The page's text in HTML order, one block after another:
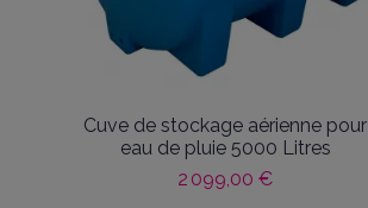
Cuve de stockage aérienne pour
eau de pluie 5000 Litres
2 099,00 €